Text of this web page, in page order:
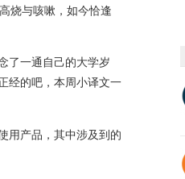
烧与咳嗽，如今恰逢
了一通自己的大学岁
经的吧，本周小译文一
用产品，其中涉及到的